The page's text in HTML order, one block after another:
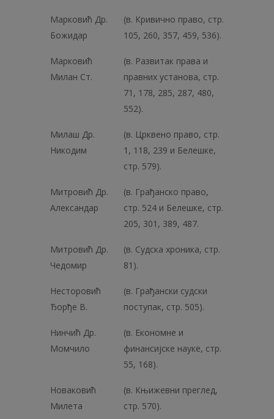
Марковић Др.
Божидар
(в. Кривично право, стр.
105, 260, 357, 459, 536).
Марковић
Милан Ст.
(в. Развитак права и
правних установа, стр.
71, 178, 285, 287, 480,
552).
Милаш Др.
Никодим
(в. Црквено право, стр.
1, 118, 239 и Белешке,
стр. 579).
Митровић Др.
Александар
(в. Грађанско право,
стр. 524 и Белешке, стр.
205, 301, 389, 487.
Митровић Др.
Чедомир
(в. Судска хроника, стр.
81).
Несторовић
Ђорђе В.
(в. Грађански судски
поступак, стр. 505).
Нинчић Др.
Момчило
(в. Економне и
финансијске науке, стр.
55, 168).
Новаковић
Милета
(в. Књижевни преглед,
стр. 570).